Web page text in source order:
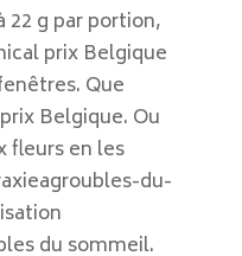
22 g par portion,
prix Belgique
Que
Belgique. Ou
fleurs en les
du-
du sommeil.